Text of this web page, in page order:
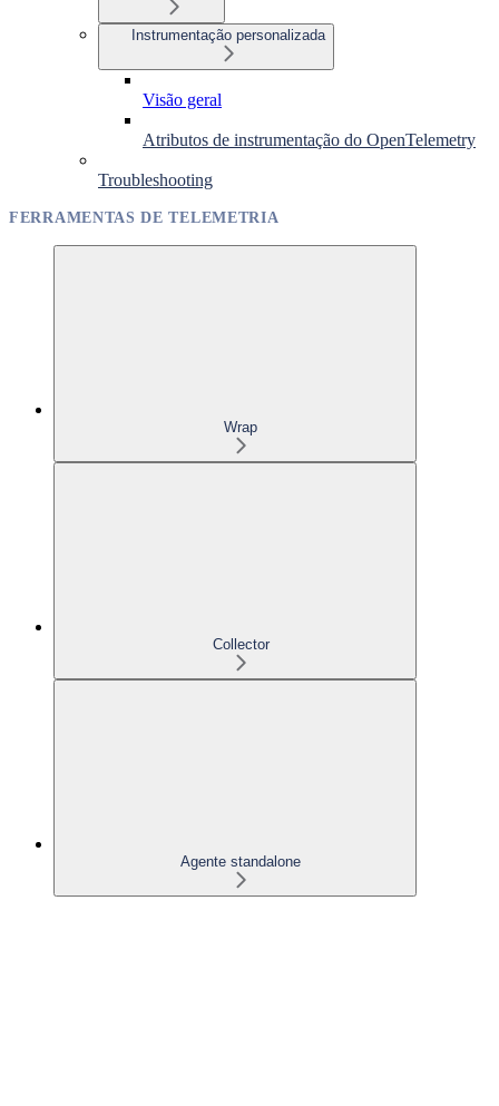
Instrumentação personalizada
Visão geral
Atributos de instrumentação do OpenTelemetry
Troubleshooting
FERRAMENTAS DE TELEMETRIA
Wrap
Collector
Agente standalone